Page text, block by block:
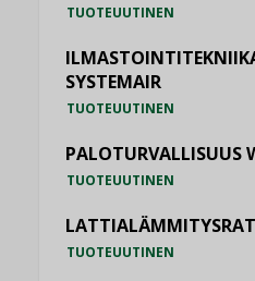
TUOTEUUTINEN
SYSTEMAIR
TUOTEUUTINEN
PALOTURVALLISUUS
TUOTEUUTINEN
TUOTEUUTINEN